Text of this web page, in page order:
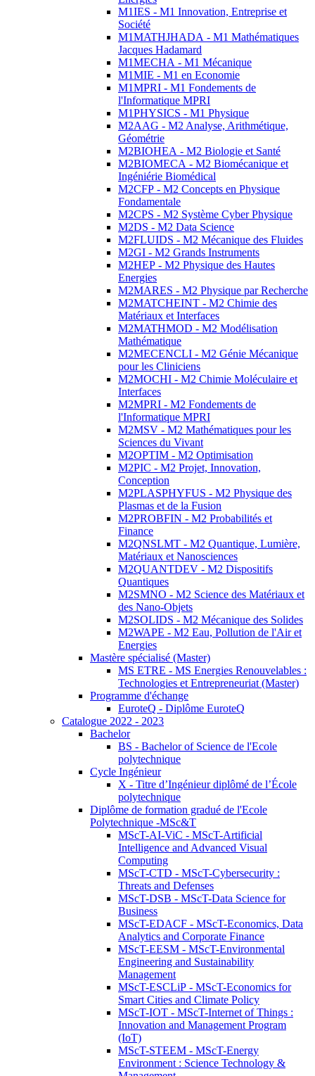
M1IES - M1 Innovation, Entreprise et
Société
M1MATHJHADA - M1 Mathématiques
Jacques Hadamard
M1MECHA - M1 Mécanique
M1MIE - M1 en Economie
M1MPRI - M1 Fondements de
l'Informatique MPRI
M1PHYSICS - M1 Physique
M2AAG - M2 Analyse, Arithmétique,
Géométrie
M2BIOHEA - M2 Biologie et Santé
M2BIOMECA - M2 Biomécanique et
Ingéniérie Biomédical
M2CFP - M2 Concepts en Physique
Fondamentale
M2CPS - M2 Système Cyber Physique
M2DS - M2 Data Science
M2FLUIDS - M2 Mécanique des Fluides
M2GI - M2 Grands Instruments
M2HEP - M2 Physique des Hautes
Energies
M2MARES - M2 Physique par Recherche
M2MATCHEINT - M2 Chimie des
Matériaux et Interfaces
M2MATHMOD - M2 Modélisation
Mathématique
M2MECENCLI - M2 Génie Mécanique
pour les Cliniciens
M2MOCHI - M2 Chimie Moléculaire et
Interfaces
M2MPRI - M2 Fondements de
l'Informatique MPRI
M2MSV - M2 Mathématiques pour les
Sciences du Vivant
M2OPTIM - M2 Optimisation
M2PIC - M2 Projet, Innovation,
Conception
M2PLASPHYFUS - M2 Physique des
Plasmas et de la Fusion
M2PROBFIN - M2 Probabilités et
Finance
M2QNSLMT - M2 Quantique, Lumière,
Matériaux et Nanosciences
M2QUANTDEV - M2 Dispositifs
Quantiques
M2SMNO - M2 Science des Matériaux et
des Nano-Objets
M2SOLIDS - M2 Mécanique des Solides
M2WAPE - M2 Eau, Pollution de l'Air et
Energies
Mastère spécialisé (Master)
MS ETRE - MS Energies Renouvelables :
Technologies et Entrepreneuriat (Master)
Programme d'échange
EuroteQ - Diplôme EuroteQ
Catalogue 2022 - 2023
Bachelor
BS - Bachelor of Science de l'Ecole
polytechnique
Cycle Ingénieur
X - Titre d’Ingénieur diplômé de l’École
polytechnique
Diplôme de formation gradué de l'Ecole
Polytechnique -MSc&T
MScT-AI-ViC - MScT-Artificial
Intelligence and Advanced Visual
Computing
MScT-CTD - MScT-Cybersecurity :
Threats and Defenses
MScT-DSB - MScT-Data Science for
Business
MScT-EDACF - MScT-Economics, Data
Analytics and Corporate Finance
MScT-EESM - MScT-Environmental
Engineering and Sustainability
Management
MScT-ESCLiP - MScT-Economics for
Smart Cities and Climate Policy
MScT-IOT - MScT-Internet of Things :
Innovation and Management Program
(IoT)
MScT-STEEM - MScT-Energy
Environment : Science Technology &